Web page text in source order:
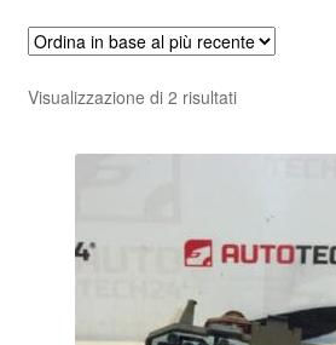
Visualizzazione di 2 risultatiOrdina
base
recente